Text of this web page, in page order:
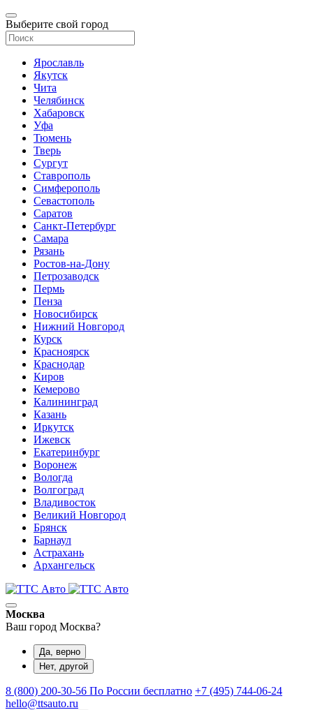
Выберите свой город
Ярославль
Якутск
Чита
Челябинск
Хабаровск
Уфа
Тюмень
Тверь
Сургут
Ставрополь
Симферополь
Севастополь
Саратов
Санкт-Петербург
Самара
Рязань
Ростов-на-Дону
Петрозаводск
Пермь
Пенза
Новосибирск
Нижний Новгород
Курск
Красноярск
Краснодар
Киров
Кемерово
Калининград
Казань
Иркутск
Ижевск
Екатеринбург
Воронеж
Вологда
Волгоград
Владивосток
Великий Новгород
Брянск
Барнаул
Астрахань
Архангельск
Москва
Ваш город Москва?
Да, верно
Нет, другой
8 (800) 200-30-56 По России бесплатно +7 (495) 744-06-24
hello@ttsauto.ru